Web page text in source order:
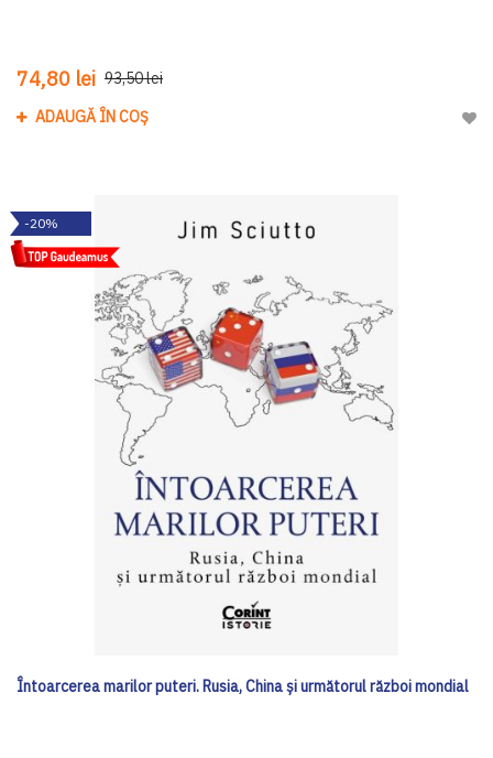
74,80 lei 93,50 lei
ADAUGĂ ÎN COȘ
-20%
Întoarcerea marilor puteri. Rusia, China și următorul război mondial